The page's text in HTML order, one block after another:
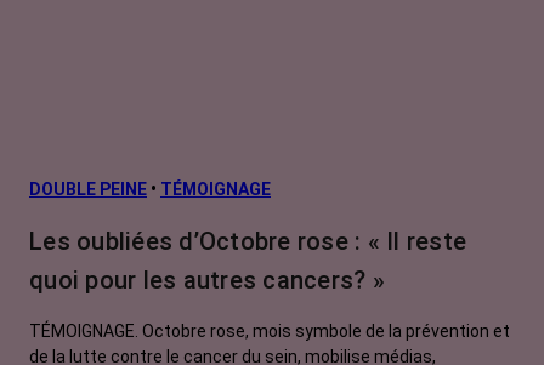
DOUBLE PEINE • TÉMOIGNAGE
Les oubliées d’Octobre rose : « Il reste
quoi pour les autres cancers? »
TÉMOIGNAGE. Octobre rose, mois symbole de la prévention et
de la lutte contre le cancer du sein, mobilise médias,